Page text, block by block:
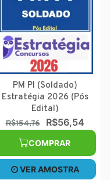
PM PI (Soldado)
Estratégia 2026 (Pós
Edital)
R$154,76 R$56,54
COMPRAR
VER AMOSTRA